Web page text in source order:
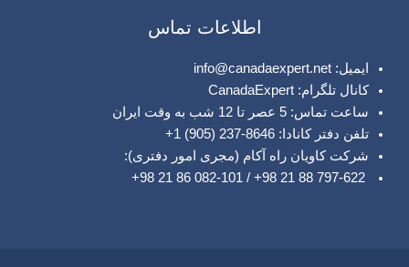
اطلاعات تماس
ایمیل: info@canadaexpert.net
کانال تلگرام: CanadaExpert
ساعت تماس: 5 عصر تا 12 شب به وقت ایران
تلفن دفتر کانادا: 8646-237 (905) 1+
شرکت کاویان راه آکام (مجری امور دفتری):